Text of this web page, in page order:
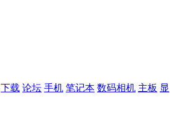
下载 论坛 手机 笔记本 数码相机 主板 显